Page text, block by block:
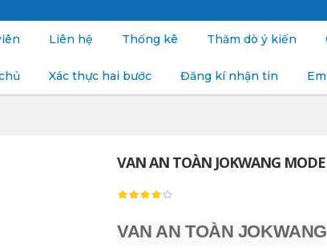
Liên hệ Thống kê Thăm dò ý kiến
Xác thực hai bước Đăng kí nhận tin
VAN AN TOÀN JOKWANG
VAN AN TOÀN